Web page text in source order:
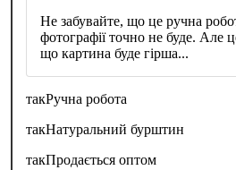
Не забувайте, що це ручна
фотографії точно не буде. Але
що картина буде гірша...
такРучна робота
такНатуральний бурштин
такПродається оптом